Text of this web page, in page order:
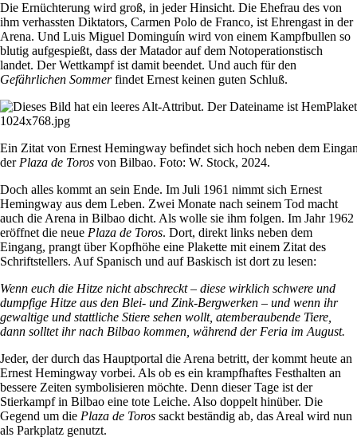
Die Ernüchterung wird groß, in jeder Hinsicht. Die Ehefrau des von
ihm verhassten Diktators, Carmen Polo de Franco, ist Ehrengast in der
Arena. Und Luis Miguel Dominguín wird von einem Kampfbullen so
blutig aufgespießt, dass der Matador auf dem Notoperationstisch
landet. Der Wettkampf ist damit beendet. Und auch für den
Gefährlichen Sommerfindet Ernest keinen guten Schluß.
Ein Zitat von Ernest Hemingway befindet sich hoch neben dem
der Plaza de Toros von Bilbao. Foto: W. Stock, 2024.
Doch alles kommt an sein Ende. Im Juli 1961 nimmt sich Ernest
Hemingway aus dem Leben. Zwei Monate nach seinem Tod macht
auch die Arena in Bilbao dicht. Als wolle sie ihm folgen. Im Jahr 1962
eröffnet die neue Plaza de Toros. Dort, direkt links neben dem
Eingang, prangt über Kopfhöhe eine Plakette mit einem Zitat des
Schriftstellers. Auf Spanisch und auf Baskisch ist dort zu lesen:
Wenn euch die Hitze nicht abschreckt – diese wirklich schwere und
dumpfige Hitze aus den Blei- und Zink-Bergwerken – und wenn ihr
gewaltige und stattliche Stiere sehen wollt, atemberaubende Tiere,
dann solltet ihr nach Bilbao kommen, während der Feria im August.
Jeder, der durch das Hauptportal die Arena betritt, der kommt heute an
Ernest Hemingway vorbei. Als ob es ein krampfhaftes Festhalten an
bessere Zeiten symbolisieren möchte. Denn dieser Tage ist der
Stierkampf in Bilbao eine tote Leiche. Also doppelt hinüber. Die
Gegend um die Plaza de Toros sackt beständig ab, das Areal wird nun
als Parkplatz genutzt.